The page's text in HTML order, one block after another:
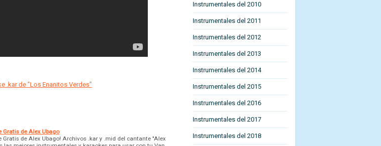
.kar de "Los Enanitos Verdes"
Gratis de Alex Ubago
Gratis de Alex Ubago! Archivos .kar y .mid del cantante "Alex
Instrumentales del 2010
Instrumentales del 2011
Instrumentales del 2012
Instrumentales del 2013
Instrumentales del 2014
Instrumentales del 2015
Instrumentales del 2016
Instrumentales del 2017
Instrumentales del 2018